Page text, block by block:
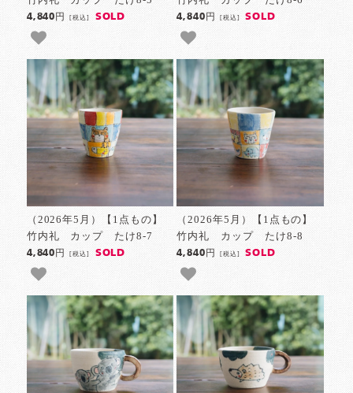
4,840円[税込] SOLD 4,840円 [税込] SOLD
（2026年5月）【1点もの】
竹内礼 カップ たけ8-7
4,840円[税込] SOLD
（2026年5月）【1点もの】
竹内礼 カップ たけ8-8
4,840円 [税込] SOLD